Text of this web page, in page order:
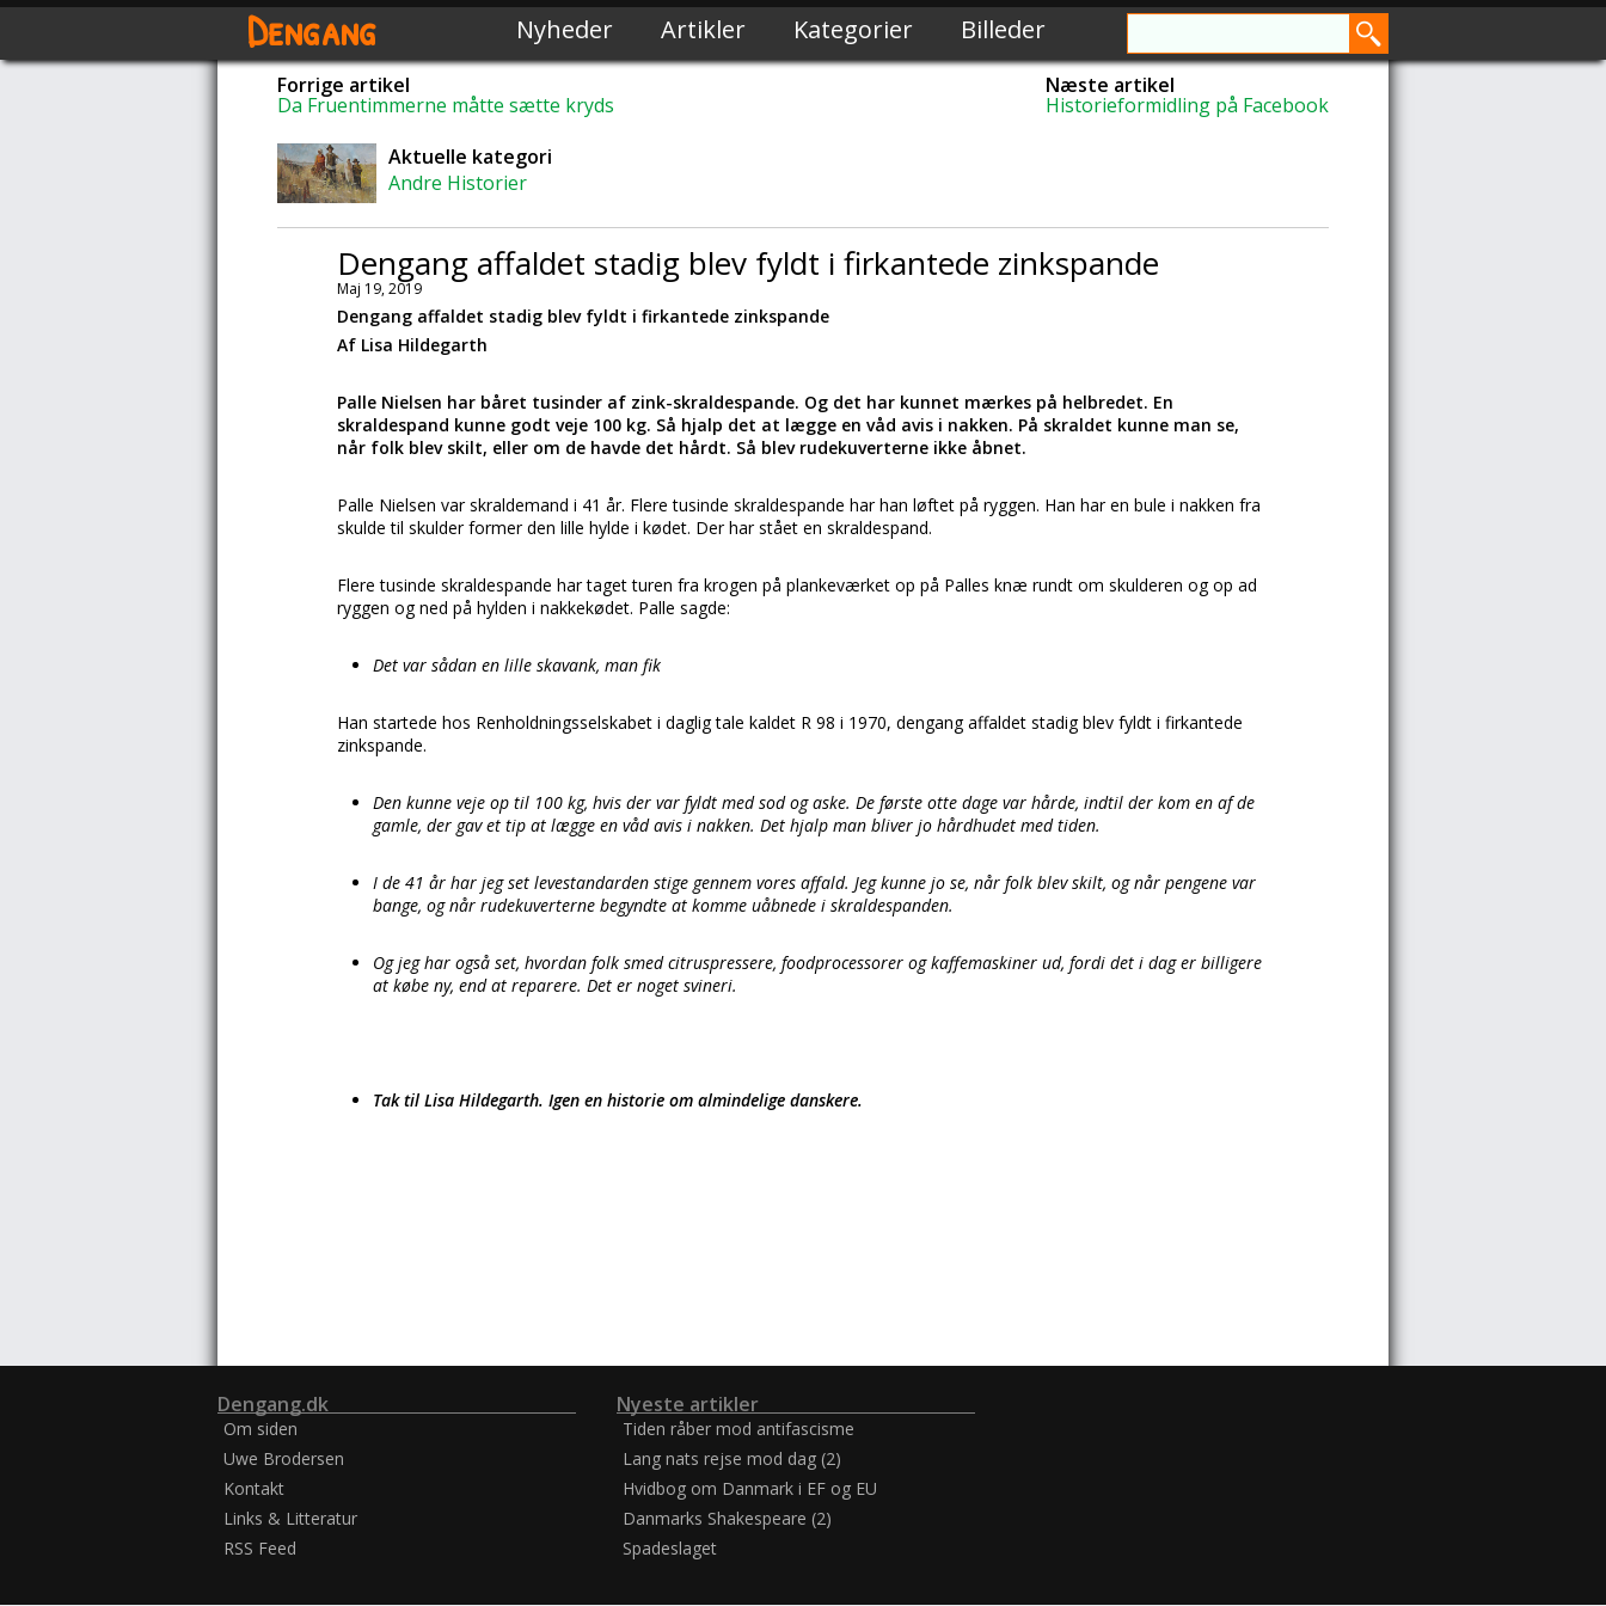
Dengang Nyheder Artikler Kategorier Billeder
Forrige artikel
Da Fruentimmerne måtte sætte kryds
Næste artikel
Historieformidling på Facebook
Aktuelle kategori
Andre Historier
Dengang affaldet stadig blev fyldt i firkantede zinkspande
Maj 19, 2019
Dengang affaldet stadig blev fyldt i firkantede zinkspande
Af Lisa Hildegarth
Palle Nielsen har båret tusinder af zink-skraldespande. Og det har kunnet mærkes på helbredet. En
skraldespand kunne godt veje 100 kg. Så hjalp det at lægge en våd avis i nakken. På skraldet kunne man se,
når folk blev skilt, eller om de havde det hårdt. Så blev rudekuverterne ikke åbnet.
Palle Nielsen var skraldemand i 41 år. Flere tusinde skraldespande har han løftet på ryggen. Han har en bule i nakken fra
skulde til skulder former den lille hylde i kødet. Der har stået en skraldespand.
Flere tusinde skraldespande har taget turen fra krogen på plankeværket op på Palles knæ rundt om skulderen og op ad
ryggen og ned på hylden i nakkekødet. Palle sagde:
Det var sådan en lille skavank, man fik
Han startede hos Renholdningsselskabet i daglig tale kaldet R 98 i 1970, dengang affaldet stadig blev fyldt i firkantede
zinkspande.
Den kunne veje op til 100 kg, hvis der var fyldt med sod og aske. De første otte dage var hårde, indtil der kom en af de
gamle, der gav et tip at lægge en våd avis i nakken. Det hjalp man bliver jo hårdhudet med tiden.
I de 41 år har jeg set levestandarden stige gennem vores affald. Jeg kunne jo se, når folk blev skilt, og når pengene var
bange, og når rudekuverterne begyndte at komme uåbnede i skraldespanden.
Og jeg har også set, hvordan folk smed citruspressere, foodprocessorer og kaffemaskiner ud, fordi det i dag er billigere
at købe ny, end at reparere. Det er noget svineri.
Tak til Lisa Hildegarth. Igen en historie om almindelige danskere.
Dengang.dk
Om siden
Uwe Brodersen
Kontakt
Links & Litteratur
RSS Feed
Nyeste artikler
Tiden råber mod antifascisme
Lang nats rejse mod dag (2)
Hvidbog om Danmark i EF og EU
Danmarks Shakespeare (2)
Spadeslaget